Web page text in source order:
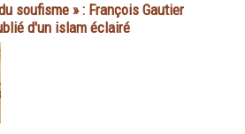
soufisme » : François Gautier
d'un islam éclairé